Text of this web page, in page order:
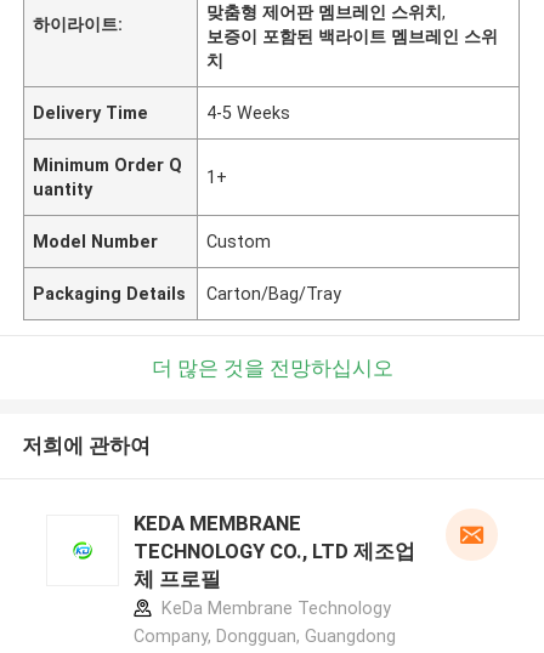
하이라이트:
맞춤형 제어판 멤브레인 스위치,
보증이 포함된 백라이트 멤브레인 스위
치
Delivery Time 4-5 Weeks
Minimum Order Q
uantity
1+
Model Number Custom
Packaging Details Carton/Bag/Tray
더 많은 것을 전망하십시오
저희에 관하여
KEDA MEMBRANE
TECHNOLOGY CO., LTD 제조업
체 프로필
KeDa Membrane Technology
Company, Dongguan, Guangdong